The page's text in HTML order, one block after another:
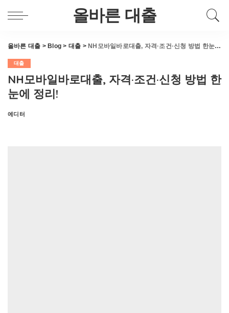
올바른 대출
올바른 대출 > Blog > 대출 > NH모바일바로대출, 자격·조건·신청 방법 한눈에 정리!
대출
NH모바일바로대출, 자격·조건·신청 방법 한
눈에 정리!
Posted
에디터